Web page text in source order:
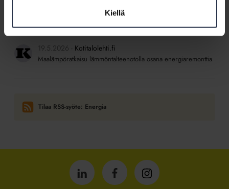
Kiellä
Kotitalolehti.fi
Sopisiko taloyhtiöönne kaukolämpö?
19.5.2026 Kotitalolehti.fi
Maalämpöratkaisu lämmöntalteenotolla osana energiaremonttia
Tilaa RSS-syöte: Energia
IsännöintiliittoIsännöintiliittoIsännöintiliitto